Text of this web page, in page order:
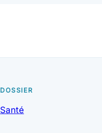
Santé